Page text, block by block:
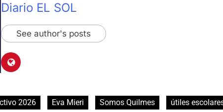
Diario EL SOL
See author's posts
2026 Eva Mieri Somos Quilmes útiles